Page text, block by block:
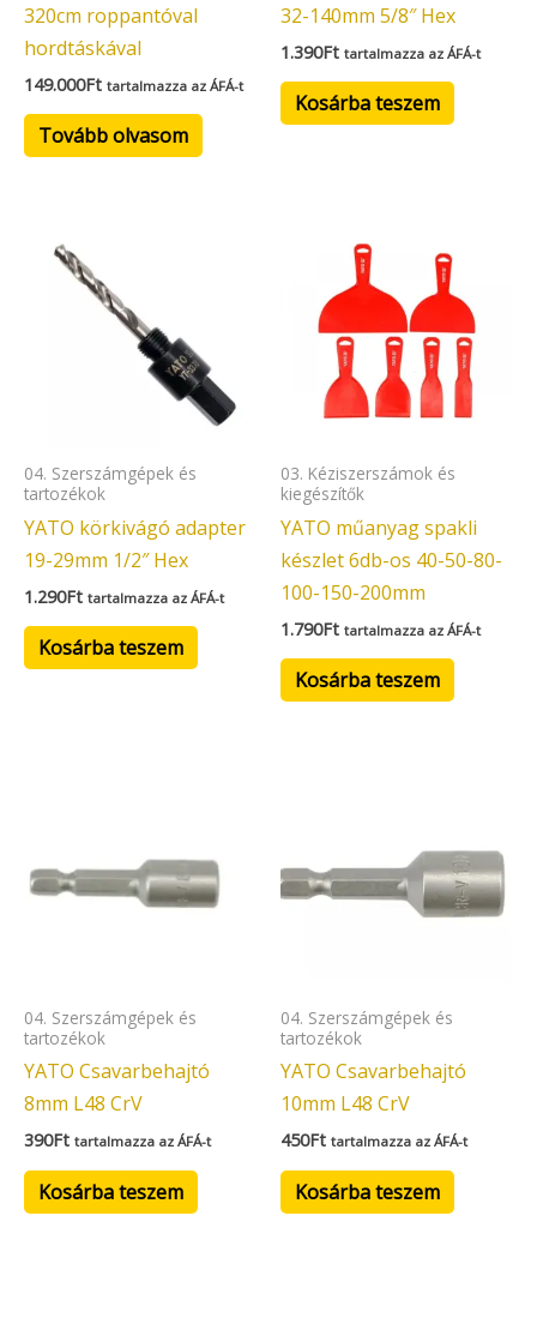
320cm roppantóval
hordtáskával
149.000Ft tartalmazza az ÁFÁ-t
Tovább olvasom
32-140mm 5/8″ Hex
1.390Ft tartalmazza az ÁFÁ-t
Kosárba teszem
04. Szerszámgépek és
tartozékok
YATO körkivágó adapter
19-29mm 1/2″ Hex
1.290Ft tartalmazza az ÁFÁ-t
Kosárba teszem
03. Kéziszerszámok és
kiegészítők
YATO műanyag spakli
készlet 6db-os 40-50-80-
100-150-200mm
1.790Ft tartalmazza az ÁFÁ-t
Kosárba teszem
04. Szerszámgépek és
tartozékok
YATO Csavarbehajtó
8mm L48 CrV
390Ft tartalmazza az ÁFÁ-t
Kosárba teszem
04. Szerszámgépek és
tartozékok
YATO Csavarbehajtó
10mm L48 CrV
450Ft tartalmazza az ÁFÁ-t
Kosárba teszem